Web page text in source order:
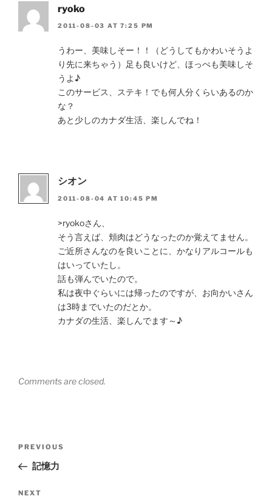
ryoko
2011-08-03 AT 7:25 PM
うわー、美味しそー！！（どうしてもかわいそうよ
り先に来ちゃう）足も良いけど、ほっぺも美味しそ
うよ♪
このサービス、ステキ！でも何人分くらいあるのか
な？
あと少しのカナダ生活、楽しんでね！
シオン
2011-08-04 AT 10:45 PM
>ryokoさん、
そう言えば、頬肉はどうなったのか覚えてません。
ご近所さんなのを良いことに、かなりアルコールも
はいっていたし。
話も弾んでいたので。
私は夜中ぐらいには帰ったのですが、お向かいさん
は3時までいたのだとか。
カナダの生活、楽しんでます～♪
Comments are closed.
Previous
Post
PREVIOUS
記憶力
Next
NEXT